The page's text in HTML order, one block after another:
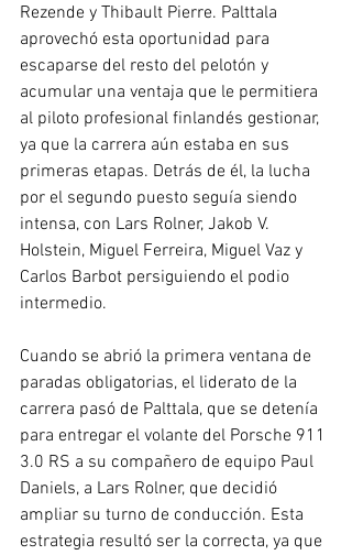
Rezende y Thibault Pierre. Palttala
aprovechó esta oportunidad para
escaparse del resto del pelotón y
acumular una ventaja que le permitiera
al piloto profesional finlandés gestionar,
ya que la carrera aún estaba en sus
primeras etapas. Detrás de él, la lucha
por el segundo puesto seguía siendo
intensa, con Lars Rolner, Jakob V.
Holstein, Miguel Ferreira, Miguel Vaz y
Carlos Barbot persiguiendo el podio
intermedio.
Cuando se abrió la primera ventana de
paradas obligatorias, el liderato de la
carrera pasó de Palttala, que se detenía
para entregar el volante del Porsche 911
3.0 RS a su compañero de equipo Paul
Daniels, a Lars Rolner, que decidió
ampliar su turno de conducción. Esta
estrategia resultó ser la correcta, ya que